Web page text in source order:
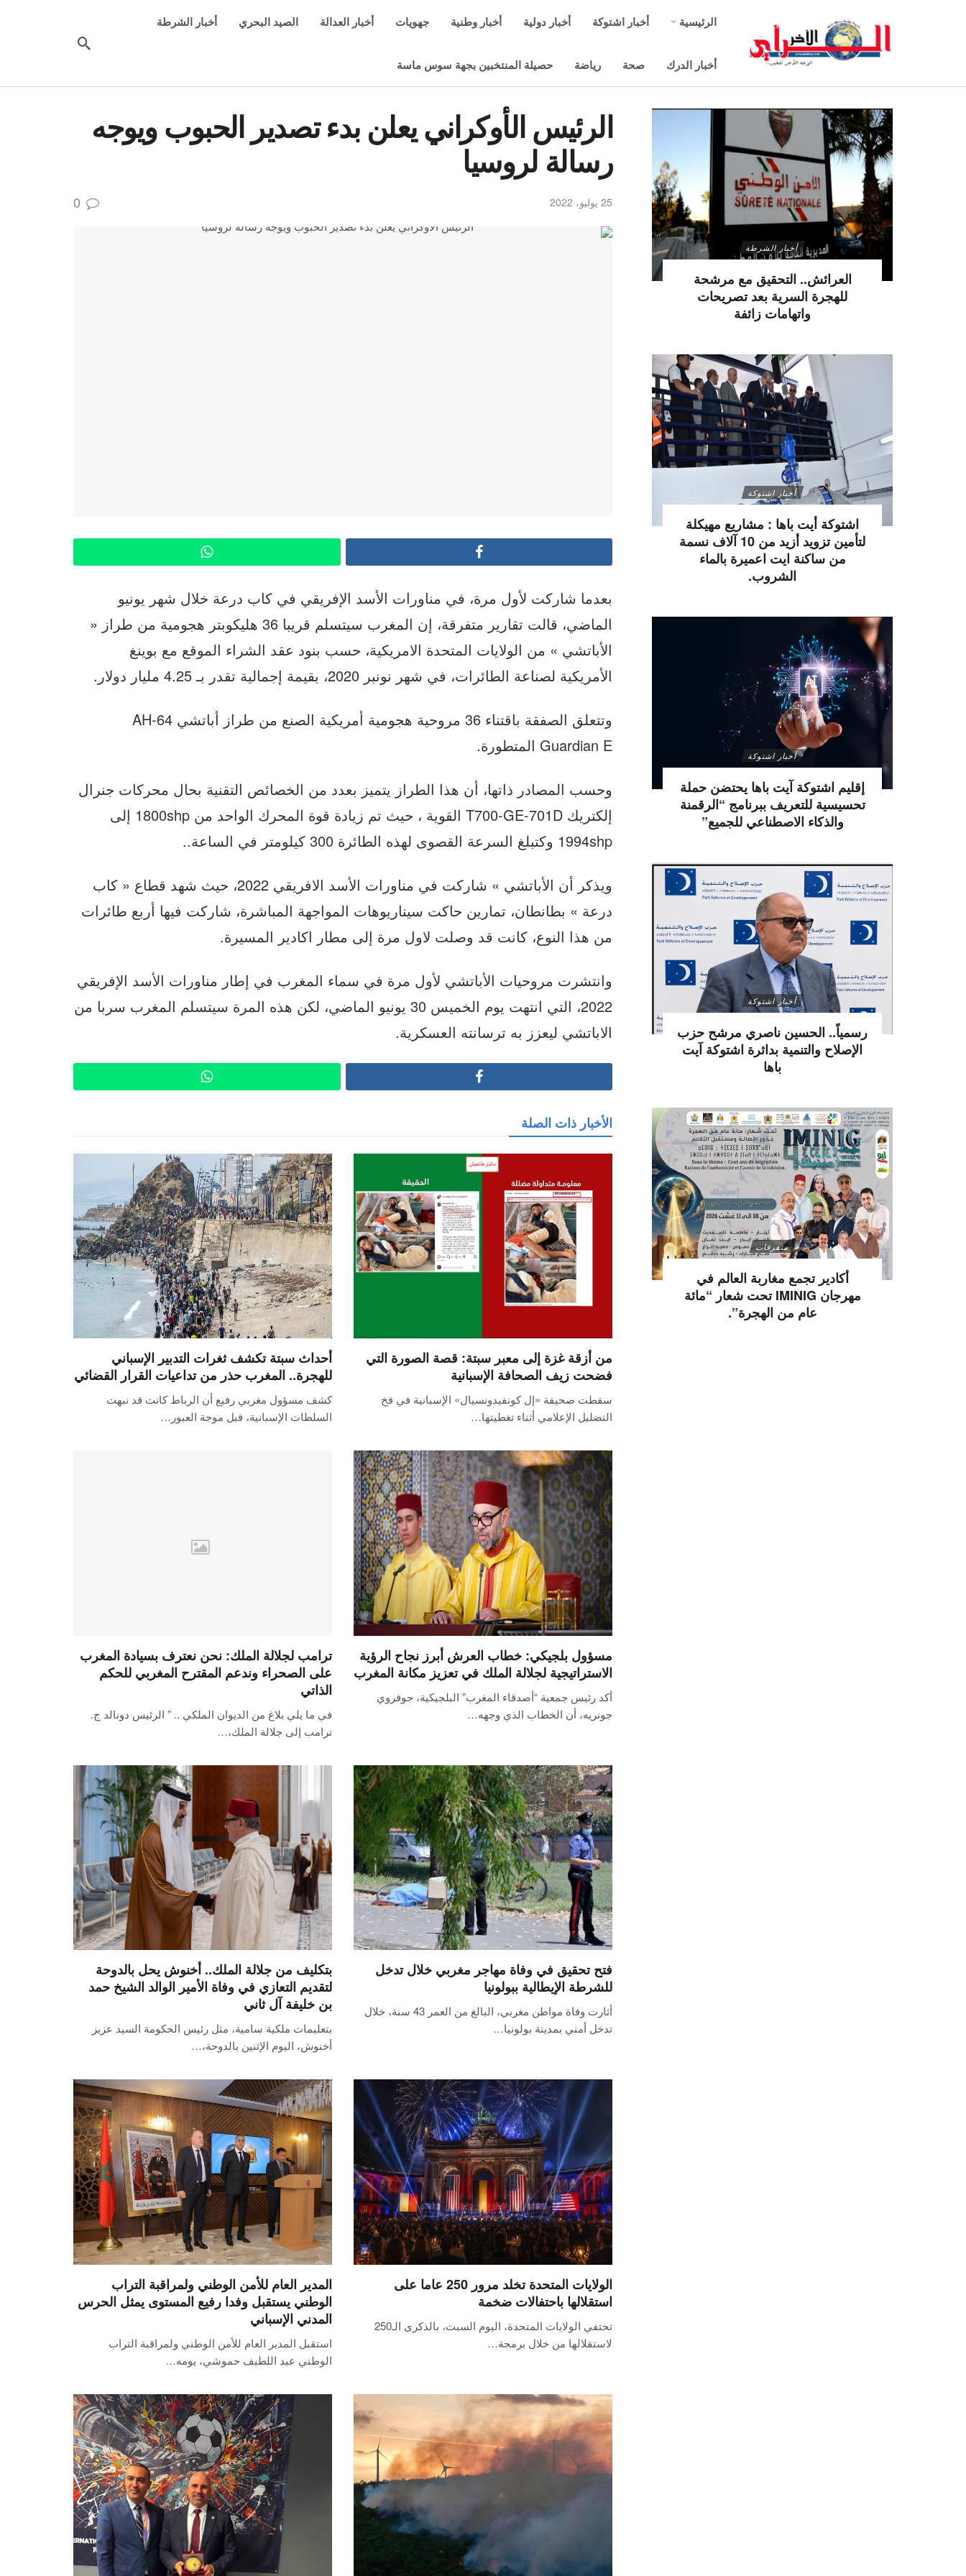
الرئيسية أخبار اشتوكة أخبار دولية أخبار وطنية جهويات أخبار العدالة الصيد البحري أخبار الشرطة
أخبار الدرك صحة رياضة حصيلة المنتخبين بجهة سوس ماسة
الرئيس الأوكراني يعلن بدء تصدير الحبوب ويوجه
رسالة لروسيا
25 يوليو، 2022 0
بعدما شاركت لأول مرة، في مناورات الأسد الإفريقي في كاب درعة خلال شهر يونيو
الماضي، قالت تقارير متفرقة، إن المغرب سيتسلم قريبا 36 هليكوبتر هجومية من طراز «
الأباتشي » من الولايات المتحدة الامريكية، حسب بنود عقد الشراء الموقع مع بوينغ
الأمريكية لصناعة الطائرات، في شهر نونبر 2020، بقيمة إجمالية تقدر بـ 4.25 مليار دولار.
وتتعلق الصفقة باقتناء 36 مروحية هجومية أمريكية الصنع من طراز أباتشي AH-64
Guardian E المتطورة.
وحسب المصادر ذاتها، أن هذا الطراز يتميز بعدد من الخصائص التقنية بحال محركات جنرال
إلكتريك T700-GE-701D القوية ، حيث تم زيادة قوة المحرك الواحد من 1800shp إلى
1994shp وكتبلغ السرعة القصوى لهذه الطائرة 300 كيلومتر في الساعة..
ويذكر أن الأباتشي » شاركت في مناورات الأسد الافريقي 2022، حيث شهد قطاع « كاب
درعة » بطانطان، تمارين حاكت سيناريوهات المواجهة المباشرة، شاركت فيها أربع طائرات
من هذا النوع، كانت قد وصلت لاول مرة إلى مطار اكادير المسيرة.
وانتشرت مروحيات الأباتشي لأول مرة في سماء المغرب في إطار مناورات الأسد الإفريقي
2022، التي انتهت يوم الخميس 30 يونيو الماضي، لكن هذه المرة سيتسلم المغرب سربا من
الاباتشي ليعزز به ترسانته العسكرية.
الأخبار ذات الصلة
من أزقة غزة إلى معبر سبتة: قصة الصورة التي
فضحت زيف الصحافة الإسبانية
سقطت صحيفة «إل كونفيدونسيال» الإسبانية في فخ
التضليل الإعلامي أثناء تغطيتها…
أحداث سبتة تكشف ثغرات التدبير الإسباني
للهجرة.. المغرب حذر من تداعيات القرار القضائي
كشف مسؤول مغربي رفيع أن الرباط كانت قد نبهت
السلطات الإسبانية، قبل موجة العبور…
مسؤول بلجيكي: خطاب العرش أبرز نجاح الرؤية
الاستراتيجية لجلالة الملك في تعزيز مكانة المغرب
أكد رئيس جمعية “أصدقاء المغرب” البلجيكية، جوفروي
جونريه، أن الخطاب الذي وجهه…
ترامب لجلالة الملك: نحن نعترف بسيادة المغرب
على الصحراء وندعم المقترح المغربي للحكم
الذاتي
في ما يلي بلاغ من الديوان الملكي .. ” الرئيس دونالد ج.
ترامب إلى جلالة الملك،…
فتح تحقيق في وفاة مهاجر مغربي خلال تدخل
للشرطة الإيطالية ببولونيا
أثارت وفاة مواطن مغربي، البالغ من العمر 43 سنة، خلال
تدخل أمني بمدينة بولونيا…
بتكليف من جلالة الملك.. أخنوش يحل بالدوحة
لتقديم التعازي في وفاة الأمير الوالد الشيخ حمد
بن خليفة آل ثاني
بتعليمات ملكية سامية، مثل رئيس الحكومة السيد عزيز
أخنوش، اليوم الإثنين بالدوحة،…
الولايات المتحدة تخلد مرور 250 عاما على
استقلالها باحتفالات ضخمة
تحتفي الولايات المتحدة، اليوم السبت، بالذكرى الـ250
لاستقلالها من خلال برمجة…
المدير العام للأمن الوطني ولمراقبة التراب
الوطني يستقبل وفدا رفيع المستوى يمثل الحرس
المدني الإسباني
استقبل المدير العام للأمن الوطني ولمراقبة التراب
الوطني عبد اللطيف حموشي، يومه…
أخبار الشرطة
العرائش.. التحقيق مع مرشحة
للهجرة السرية بعد تصريحات
واتهامات زائفة
أخبار اشتوكة
اشتوكة أيت باها : مشاريع مهيكلة
لتأمين تزويد أزيد من 10 آلاف نسمة
من ساكنة ايت اعميرة بالماء
الشروب.
أخبار اشتوكة
إقليم اشتوكة آيت باها يحتضن حملة
تحسيسية للتعريف ببرنامج “الرقمنة
والذكاء الاصطناعي للجميع”
أخبار اشتوكة
رسمياً.. الحسين ناصري مرشح حزب
الإصلاح والتنمية بدائرة اشتوكة آيت
باها
متفرقات
أكادير تجمع مغاربة العالم في
مهرجان IMINIG تحت شعار “مائة
عام من الهجرة”.